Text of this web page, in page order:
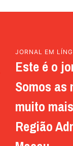
JORNAL EM
Este é o
Somos as
muito
Região